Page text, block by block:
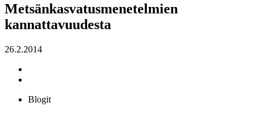
Metsänkasvatusmenetelmien
kannattavuudesta
26.2.2014
Blogit